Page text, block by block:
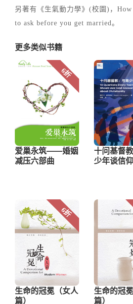
另著有《生氣動力學》(校園)，
to ask before you get married。
更多类似书籍